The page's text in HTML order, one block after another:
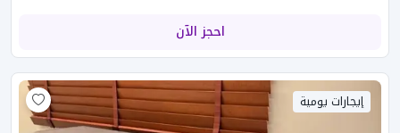
احجز الآن
إيجارات يومية